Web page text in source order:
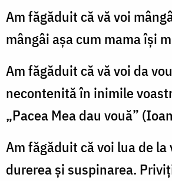
Am făgăduit că vă voi
mângâi aşa cum mama îşi
Am făgăduit că vă voi da
necontenită în inimile
„Pacea Mea dau vouă”
Am făgăduit că voi lua de
durerea şi suspinarea.